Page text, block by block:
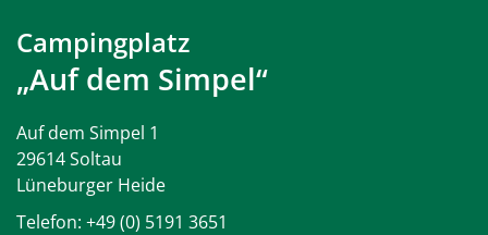
Campingplatz
„Auf dem Simpel“
Auf dem Simpel 1
29614 Soltau
Lüneburger Heide
Telefon: +49 (0) 5191 3651